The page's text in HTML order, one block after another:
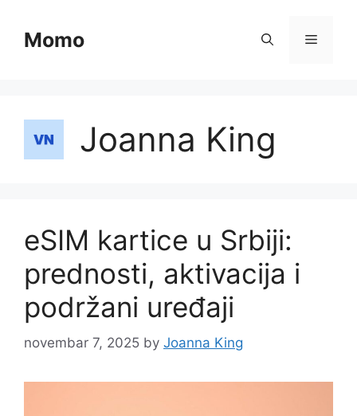
contentMomo Menu
Joanna King
eSIM kartice u Srbiji:
prednosti, aktivacija i
podržani uređaji
novembar 7, 2025 by Joanna King